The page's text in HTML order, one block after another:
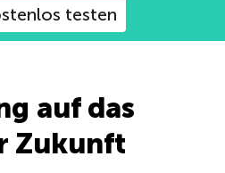
testen
auf das
Zukunft